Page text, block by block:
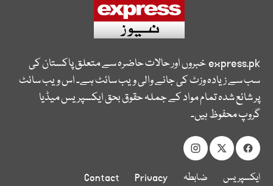
express.pkخبروں اور حالات حاضرہ سے متعلق پاکستان کی
سب سے زیادہ وزٹ کی جانے والی ویب سائٹ ہے۔ اس ویب سائٹ
پر شائع شدہ تمام مواد کے جملہ حقوق بحق ایکسپریس میڈیا
گروپ محفوظ ہیں۔
ایکسپریس ضابطہ Privacy
Contact